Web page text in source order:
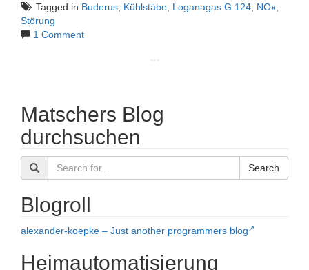
Tagged in Buderus, Kühlstäbe, Loganagas G 124, NOx,
Störung
1 Comment
Matschers Blog
durchsuchen
Search
Blogroll
alexander-koepke – Just another programmers blog
Heimautomatisierung